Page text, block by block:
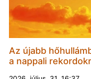
Az újabb
a nappali